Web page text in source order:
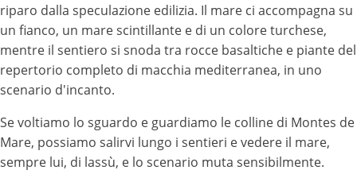
riparo dalla speculazione edilizia. Il mare ci accompagna su
un fianco, un mare scintillante e di un colore turchese,
mentre il sentiero si snoda tra rocce basaltiche e piante del
repertorio completo di macchia mediterranea, in uno
scenario d'incanto.
Se voltiamo lo sguardo e guardiamo le colline di Montes de
Mare, possiamo salirvi lungo i sentieri e vedere il mare,
sempre lui, di lassù, e lo scenario muta sensibilmente.